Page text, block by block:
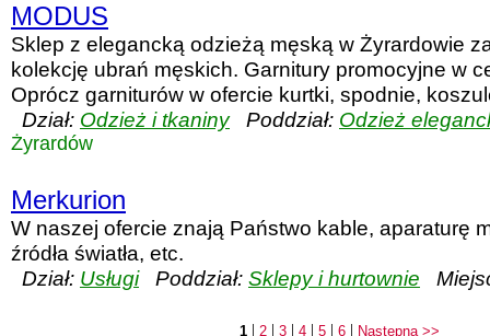
MODUS
Sklep z elegancką odzieżą męską w Żyrardowie
kolekcję ubrań męskich. Garnitury promocyjne w
Oprócz garniturów w ofercie kurtki, spodnie,
Dział: Odzież i tkaninyPoddział: Odzież
Żyrardów
Merkurion
W naszej ofercie znają Państwo kable, aparaturę
źródła światła, etc.
Dział: UsługiPoddział: Sklepy i hurtownie
1| 2| 3| 4| 5| 6| Następna >>